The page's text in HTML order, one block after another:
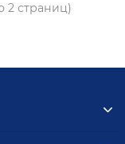
2 страниц)